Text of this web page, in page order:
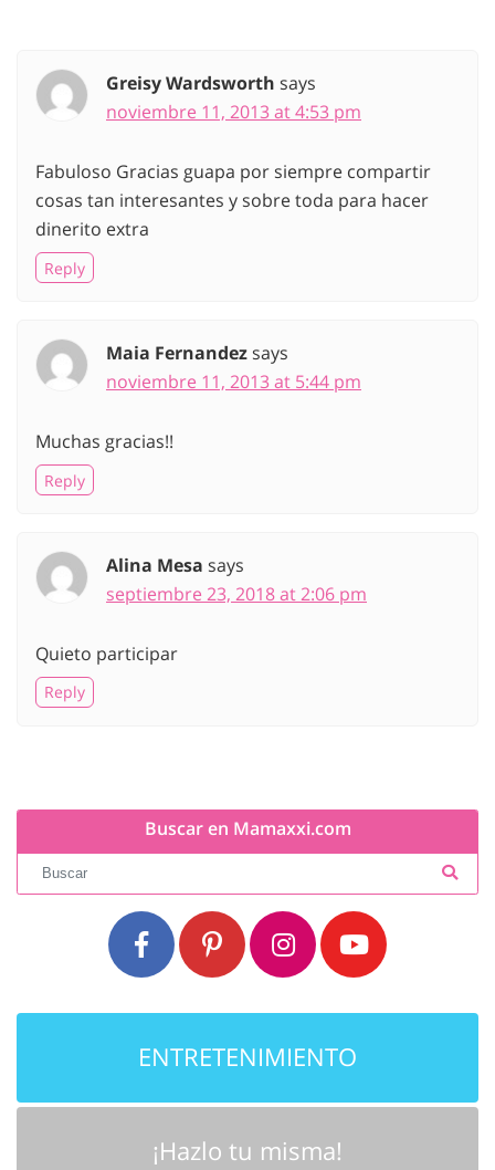
Greisy Wardsworth says
noviembre 11, 2013 at 4:53 pm
Fabuloso Gracias guapa por siempre compartir
cosas tan interesantes y sobre toda para hacer
dinerito extra
Reply
Maia Fernandezsays
noviembre 11, 2013 at 5:44 pm
Muchas gracias!!
Reply
Alina Mesa says
septiembre 23, 2018 at 2:06 pm
Quieto participar
Reply
Buscar en Mamaxxi.com
ENTRETENIMIENTO
¡Hazlo tu misma!